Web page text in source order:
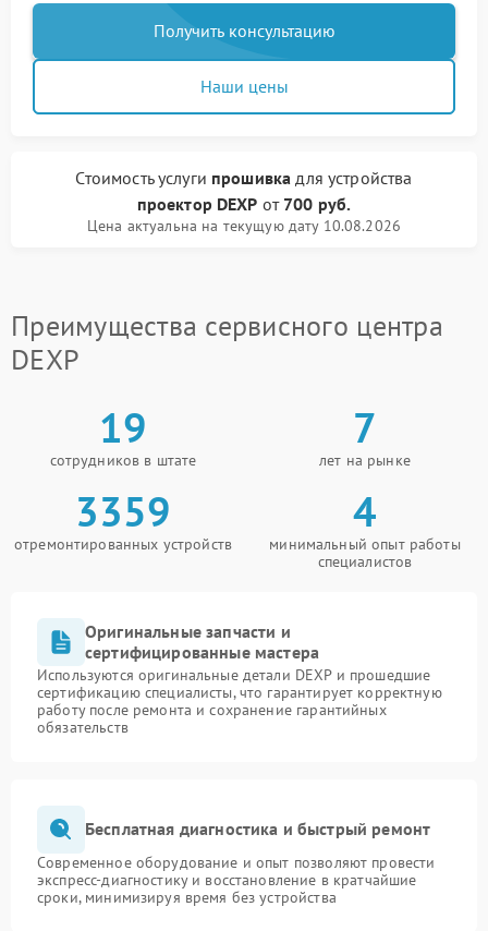
Получить консультацию
Наши цены
Стоимость услуги прошивка для устройства
проектор DEXP от 700 руб.
Цена актуальна на текущую дату 10.08.2026
Преимущества сервисного центра
DEXP
19
сотрудников в штате
7
лет на рынке
3359
отремонтированных устройств
4
минимальный опыт работы
специалистов
Оригинальные запчасти и
сертифицированные мастера
Используются оригинальные детали DEXP и прошедшие
сертификацию специалисты, что гарантирует корректную
работу после ремонта и сохранение гарантийных
обязательств
Бесплатная диагностика и быстрый ремонт
Современное оборудование и опыт позволяют провести
экспресс-диагностику и восстановление в кратчайшие
сроки, минимизируя время без устройства